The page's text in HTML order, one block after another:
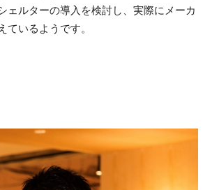
ェルターの導入を検討し、実際にメーカ
ているようです。